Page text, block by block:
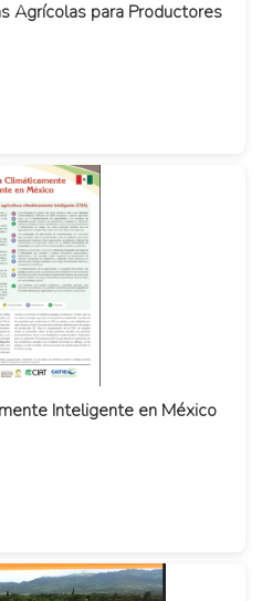
Agrícolas para Productores
Inteligente en México